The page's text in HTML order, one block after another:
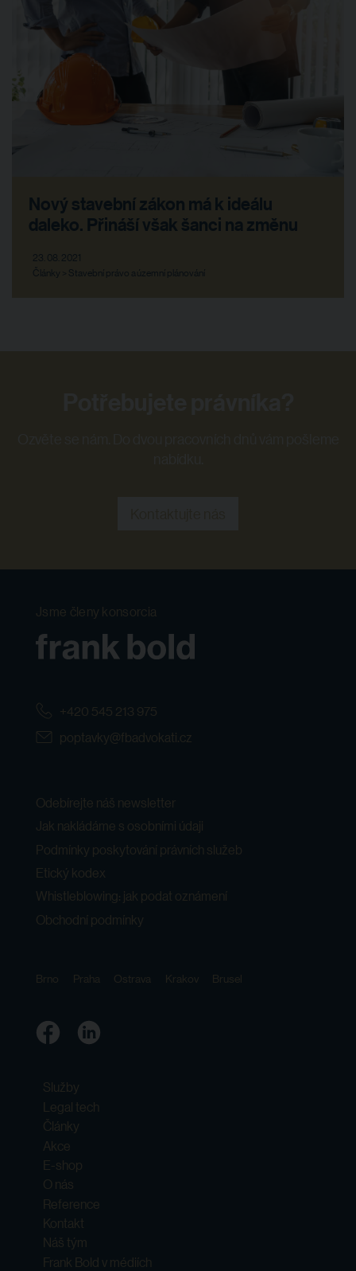
Nový stavební zákon má k ideálu
daleko. Přináší však šanci na změnu
23. 08. 2021
Články > Stavební právo a územní plánování
Jsme členy konsorcia
+420 545 213 975
poptavky@fbadvokati.cz
Odebírejte náš newsletter
Jak nakládáme s osobními údaji
Podmínky poskytování právních služeb
Etický kodex
Whistleblowing: jak podat oznámení
Obchodní podmínky
Brno Praha Ostrava Krakov Brusel
Služby
Legal tech
Články
Akce
E-shop
O nás
Reference
Kontakt
Náš tým
Frank Bold v médiích